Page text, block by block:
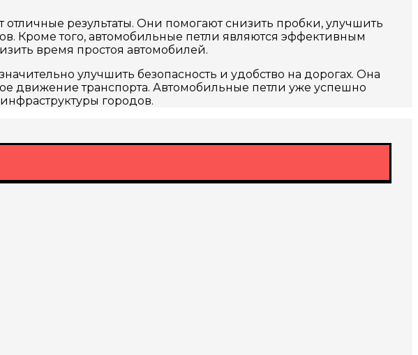
результаты. Они помогают снизить пробки, улучшить
Кроме того, автомобильные петли являются эффективным
время простоя автомобилей.
улучшить безопасность и удобство на дорогах. Она
движение транспорта. Автомобильные петли уже успешно
городов.